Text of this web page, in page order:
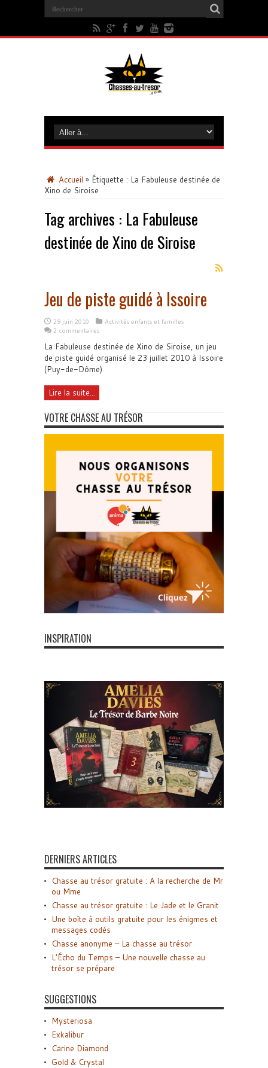
Accueil » Étiquette : La Fabuleuse destinée de
Xino de Siroise
Tag archives : La Fabuleuse
destinée de Xino de Siroise
Jeu de piste guidé à Issoire
29 juin 2010
Activités enfants et familles
2 commentaires
La Fabuleuse destinée de Xino de Siroise, un jeu
de piste guidé organisé le 23 juillet 2010 à Issoire
(Puy-de-Dôme)
Lire la suite...
VOTRE CHASSE AU TRÉSOR
INSPIRATION
DERNIERS ARTICLES
Chasse au trésor gratuite : A la recherche de Mr
ou Mme
Chasse au trésor gratuite : Le Jade et le Granit
Une boîte à outils gratuite pour les énigmes et
messages codés
Chasse anonyme – La chasse au trésor
L’Écho du Temps – Une nouvelle chasse au
trésor se prépare
SUGGESTIONS
Mysteriosa
Exkalibur
Carine Diamond
Gold & Crystal